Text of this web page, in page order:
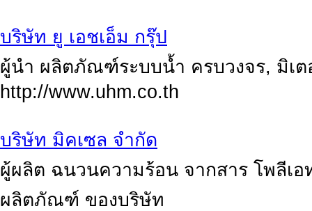
บริษัท ยู เอชเอ็ม กรุ๊ป
ผู้นำ ผลิตภัณฑ์ระบบน้ำ ครบวงจร, มิเต
http://www.uhm.co.th
บริษัท มิคเซล จำกัด
ผู้ผลิต ฉนวนความร้อน จากสาร โพลีเ
ผลิตภัณฑ์ ของบริษัท